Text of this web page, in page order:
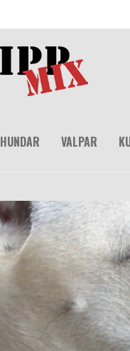
HUNDAR VALPAR